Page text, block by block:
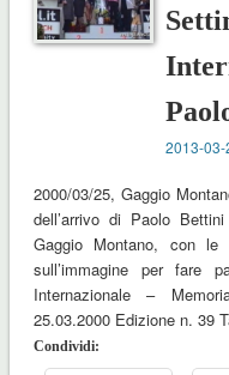
2013-03-
2000/03/25, Gaggio
dell’arrivo di Paolo
Gaggio Montano, con
sull’immagine per fare
Internazionale –
25.03.2000 Edizione n. 39
Condividi: